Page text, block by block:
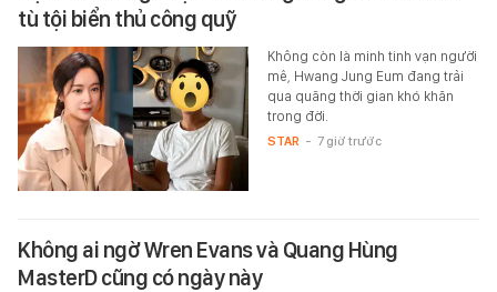
tù tội biển thủ công quỹ
Không còn là minh tinh vạn người
mê, Hwang Jung Eum đang trải
qua quãng thời gian khó khăn
trong đời.
STAR - 7 giờ trước
Không ai ngờ Wren Evans và Quang Hùng
MasterD cũng có ngày này